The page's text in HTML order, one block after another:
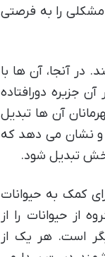
را به فرصتی
در آنجا، آن ها با
جزیره دورافتاده
آن ها تبدیل
و نشان می دهد که
تبدیل شود.
کمک به حیوانات
از حیوانات را از
است. هر یک از